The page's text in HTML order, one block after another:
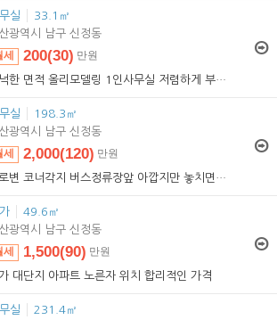
실 33.1㎡
넉넉한 면적 올리모델링 1인사무실 저렴하게 부담없이
200(30) 만원
대 200(30)만원
광역시 남구 신정동
실 198.3㎡
대로변 코너각지 버스정류장앞 아깝지만 놓치면 후회해
2,000(120) 만원
대
2,000(120)만원
광역시 남구 신정동
49.6㎡
대단지 아파트 노른자 위치 합리적인 가격
1,500(90) 만원
대 1,500(90)만원
광역시 남구 신정동
실 231.4㎡